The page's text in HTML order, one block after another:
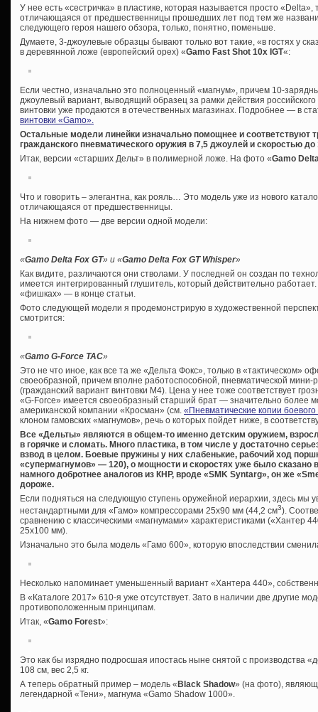
У нее есть «сестричка» в пластике, которая называется просто
отличающаяся от предшественницы прошедших лет под тем же
следующего героя нашего обзора, только, понятно, поменьше.
Думаете, 3-джоулевые образцы бывают только вот такие, «в гостях у
в деревянной ложе (европейский орех) «Gamo Fast Shot 10x IGT«:
Если честно, изначально это полноценный «магнум», причем 10-
джоулевый вариант, выводящий образец за рамки действия
винтовки уже продаются в отечественных магазинах. Подробнее — в
винтовки «Gamo».
Остальные модели линейки изначально помощнее и соответствуют
гражданского пневматического оружия в 7,5 джоулей и скоростью до
Итак, версии «старших Дельт» в полимерной ложе. На фото «Gamo
Что и говорить – элегантна, как рояль… Это модель уже из нового
отличающаяся от предшественницы.
На нижнем фото — две версии одной модели:
«Gamo Delta Fox GT» и «Gamo Delta Fox GT Whisper»
Как видите, различаются они стволами. У последней он создан по
имеется интегрированный глушитель, который действительно
«фишках» — в конце статьи.
Фото следующей модели я продемонстрирую в художественной
смотрится:
«Gamo G-Force TAC»
Это не что иное, как все та же «Дельта Фокс», только в «тактическом»
своеобразной, причем вполне работоспособной, пневматической мини-
(гражданский вариант винтовки М4). Цена у нее тоже соответствует
«G-Force» имеется своеобразный старший брат — значительно более
американской компании «Кросман» (см. «Пневматические копии
клоном гамовских «магнумов», речь о которых пойдет ниже, в
Все «Дельты» являются в общем-то именно детским оружием,
в горячке и сломать. Много пластика, в том числе у достаточно
взвод в целом. Боевые пружины у них слабенькие, рабочий ход
«супермагнумов» — 120), о мощности и скоростях уже было
намного добротнее аналогов из КНР, вроде «SMK Syntarg», он же «
дороже.
Если подняться на следующую ступень оружейной иерархии, здесь мы
нестандартными для «Гамо» компрессорами 25х90 мм (44,2 см3).
сравнению с классическими «магнумами» характеристиками («Хантер
25х100 мм).
Изначально это была модель «Гамо 600», которую впоследствии
Несколько напоминает уменьшенный вариант «Хантера 440»,
В «Каталоге 2017» 610-я уже отсутствует. Зато в наличии две другие
противоположенным принципам.
Итак, «Gamo Forest»:
Это как бы изрядно подросшая ипостась ныне снятой с производства
108 см, вес 2,5 кг.
А теперь обратный пример – модель « Black Shadow» (на фото),
легендарной «Тени», магнума «Gamo Shadow 1000».